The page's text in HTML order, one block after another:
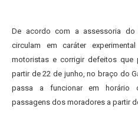
De acordo com a assessoria do
circulam em caráter
motoristas e corrigir defeitos que
partir de 22 de junho, no braço do
passa a funcionar em horário
passagens dos moradores a partir